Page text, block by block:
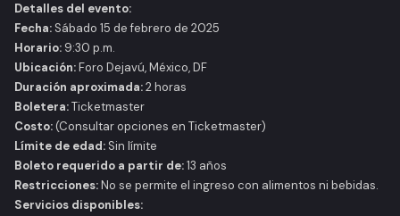
Detalles del evento:
Fecha: Sábado 15 de febrero de 2025
Horario: 9:30 p.m.
Ubicación:Foro Dejavú, México, DF
Duración aproximada:2 horas
Boletera:Ticketmaster
Costo:(Consultar opciones en Ticketmaster)
Límite de edad: Sin límite
Boleto requerido a partir de:13 años
Restricciones:No se permite el ingreso con alimentos ni bebidas.
Servicios disponibles: